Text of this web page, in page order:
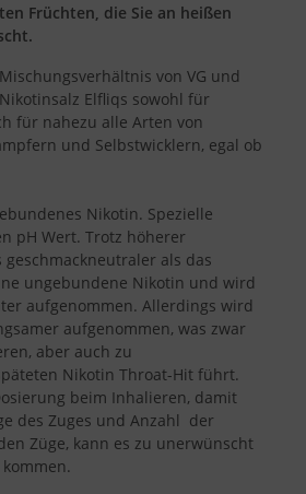
Früchten, die Sie an heißen
von VG und
Elfliqs sowohl für
für nahezu alle Arten von
und Selbstwicklern, egal ob
Nikotin. Spezielle
pH Wert. Trotz höherer
als das
ungebundene Nikotin und wird
aufgenommen. Allerdings wird
aufgenommen, was zwar
aber auch zu
Nikotin Throat-Hit führt.
beim Inhalieren, damit
des Zuges und Anzahl der
Züge, kann es zu unerwünscht